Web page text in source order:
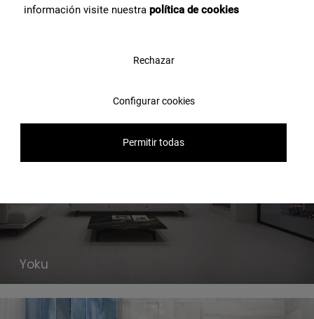
Yoku
información visite nuestra política de cookies
Rechazar
Configurar cookies
Permitir todas